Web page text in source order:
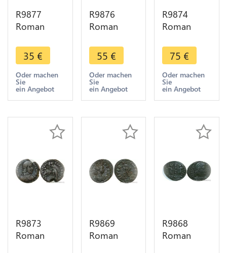
R9877
Roman
Antoninien
Julia Maesa
223 226 ->
Make Offer
35 €
Oder machen
Sie
ein Angebot
R9876
Roman
Antoninien
Salonina
265 266
Fecvnditas
Avg Roma -
55 €
Oder machen
Sie
ein Angebot
R9874
Roman
Antoninien
Gallien 267
268 Roma
Chevre
Goat S ->
75 €
Oder machen
Sie
ein Angebot
R9873
Roman
R9869
Roman
R9868
Roman